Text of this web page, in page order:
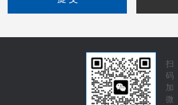
扫
码
加
微